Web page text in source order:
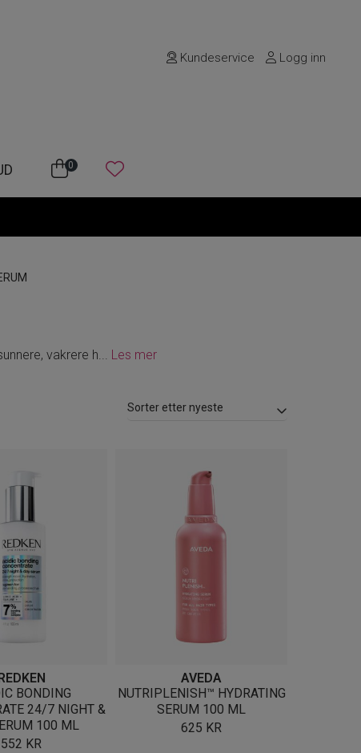
Kundeservice Logg inn
0
vakrere h... Les mer
BONDING
24/7 NIGHT &
100 ML
552 KR
AVEDA
NUTRIPLENISH™ HYDRATING
SERUM 100 ML
625 KR